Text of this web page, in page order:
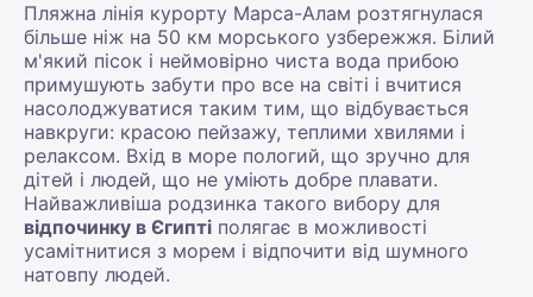
Пляжна лінія курорту Марса-Алам розтягнулася
більше ніж на 50 км морського узбережжя. Білий
м'який пісок і неймовірно чиста вода прибою
примушують забути про все на світі і вчитися
насолоджуватися таким тим, що відбувається
навкруги: красою пейзажу, теплими хвилями і
релаксом. Вхід в море пологий, що зручно для
дітей і людей, що не уміють добре плавати.
Найважливіша родзинка такого вибору для
відпочинку в Єгипті полягає в можливості
усамітнитися з морем і відпочити від шумного
натовпу людей.